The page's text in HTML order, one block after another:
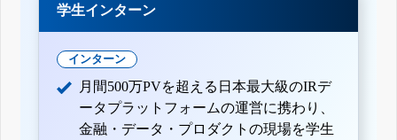
学生インターン
インターン
月間500万PVを超える日本最大級のIRデ
ータプラットフォームの運営に携わり、
金融・データ・プロダクトの現場を学生